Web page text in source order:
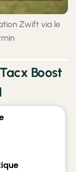
Zwift via le
Boost